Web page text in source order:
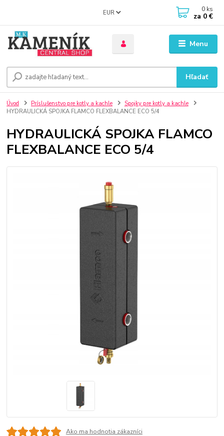
Menu
EUR
Hľadať
0 ks
za 0 €
Úvod Príslušenstvo pre kotly a kachle
Spojky pre kotly a kachle
HYDRAULICKÁ SPOJKA FLAMCO FLEXBALANCE ECO 5/4
HYDRAULICKÁ SPOJKA FLAMCO
FLEXBALANCE ECO 5/4
Ako ma hodnotia zákazníci